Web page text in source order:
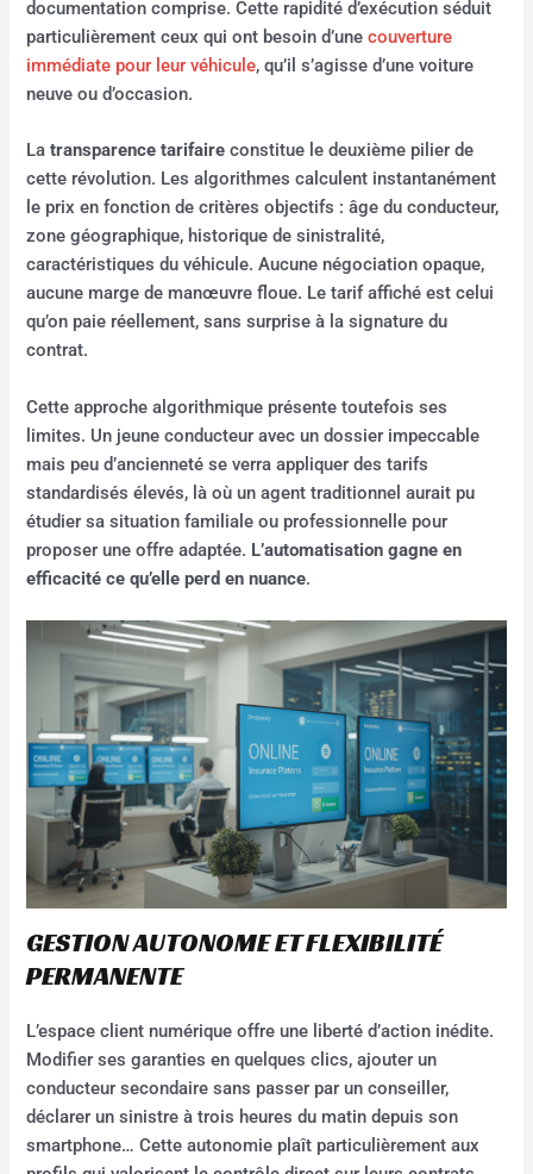
documentation comprise. Cette rapidité d’exécution séduit
particulièrement ceux qui ont besoin d’unecouverture
immédiate pour leur véhicule, qu’il s’agisse d’une voiture
neuve ou d’occasion.
Latransparence tarifaire constitue le deuxième pilier de
cette révolution. Les algorithmes calculent instantanément
le prix en fonction de critères objectifs : âge du conducteur,
zone géographique, historique de sinistralité,
caractéristiques du véhicule. Aucune négociation opaque,
aucune marge de manœuvre floue. Le tarif affiché est celui
qu’on paie réellement, sans surprise à la signature du
contrat.
Cette approche algorithmique présente toutefois ses
limites. Un jeune conducteur avec un dossier impeccable
mais peu d’ancienneté se verra appliquer des tarifs
standardisés élevés, là où un agent traditionnel aurait pu
étudier sa situation familiale ou professionnelle pour
proposer une offre adaptée. L’automatisation gagne en
efficacité ce qu’elle perd en nuance.
GESTION AUTONOME ET FLEXIBILITÉ
PERMANENTE
L’espace client numérique offre une liberté d’action inédite.
Modifier ses garanties en quelques clics, ajouter un
conducteur secondaire sans passer par un conseiller,
déclarer un sinistre à trois heures du matin depuis son
smartphone… Cette autonomie plaît particulièrement aux